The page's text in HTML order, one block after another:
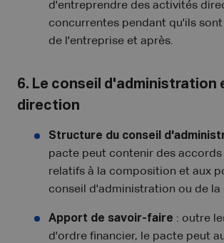
d'entreprendre des activités
concurrentes pendant qu'ils
de l'entreprise et après.
6. Le conseil d'administration
direction
Structure du conseil
pacte peut contenir des
relatifs à la composition et aux
conseil d'administration ou de la
Apport de savoir-faire : outre
d'ordre financier, le pacte peut